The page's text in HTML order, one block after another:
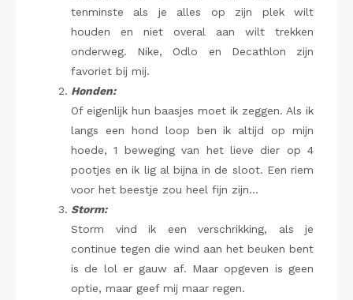
tenminste als je alles op zijn plek wilt
houden en niet overal aan wilt trekken
onderweg. Nike, Odlo en Decathlon zijn
favoriet bij mij.
Honden:
Of eigenlijk hun baasjes moet ik zeggen. Als ik
langs een hond loop ben ik altijd op mijn
hoede, 1 beweging van het lieve dier op 4
pootjes en ik lig al bijna in de sloot. Een riem
voor het beestje zou heel fijn zijn…
Storm:
Storm vind ik een verschrikking, als je
continue tegen die wind aan het beuken bent
is de lol er gauw af. Maar opgeven is geen
optie, maar geef mij maar regen.